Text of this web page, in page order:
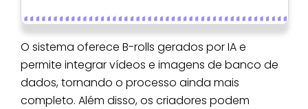
O sistema oferece B-rolls gerados por IA e
permite integrar vídeos e imagens de banco de
dados, tornando o processo ainda mais
completo. Além disso, os criadores podem